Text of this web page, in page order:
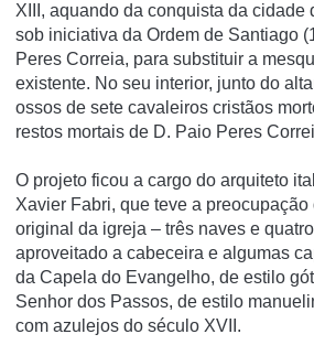
XIII, aquando da conquista da cidade
sob iniciativa da Ordem de Santiago
Peres Correia, para substituir a
existente. No seu interior, junto do
ossos de sete cavaleiros cristãos
restos mortais de D. Paio Peres
O projeto ficou a cargo do arquiteto
Xavier Fabri, que teve a preocupação
original da igreja – três naves e
aproveitado a cabeceira e algumas
da Capela do Evangelho, de estilo
Senhor dos Passos, de estilo
com azulejos do século XVII.